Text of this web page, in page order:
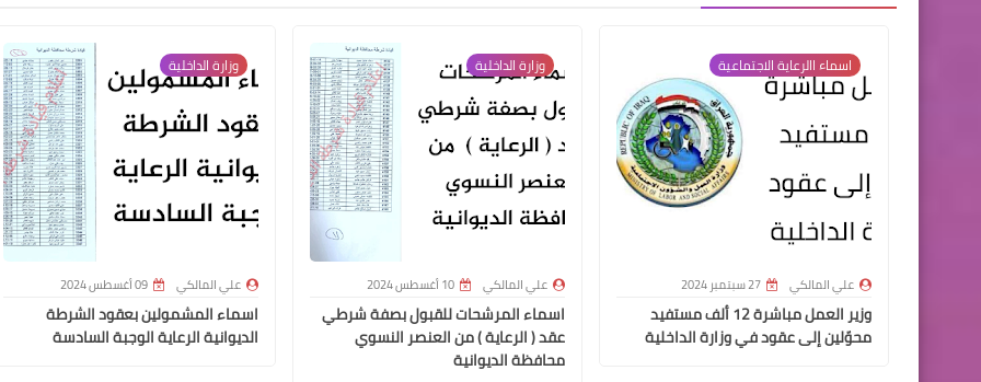
اسماء االرعاية الاجتماعية
علي المالكي 27 سبتمبر 2024
وزير العمل مباشرة 12 ألف مستفيد
محوّلين إلى عقود في وزارة الداخلية
وزارة الداخلية
علي المالكي 10 أغسطس 2024
اسماء المرشحات للقبول بصفة شرطي
عقد ( الرعاية ) من العنصر النسوي
محافظة الديوانية
وزارة الداخلية
علي المالكي 09 أغسطس 2024
اسماء المشمولين بعقود الشرطة
الديوانية الرعاية الوجبة السادسة
علي المالكي
19 سبتمبر 2023
علي المالكي
18 سبتمبر 2023